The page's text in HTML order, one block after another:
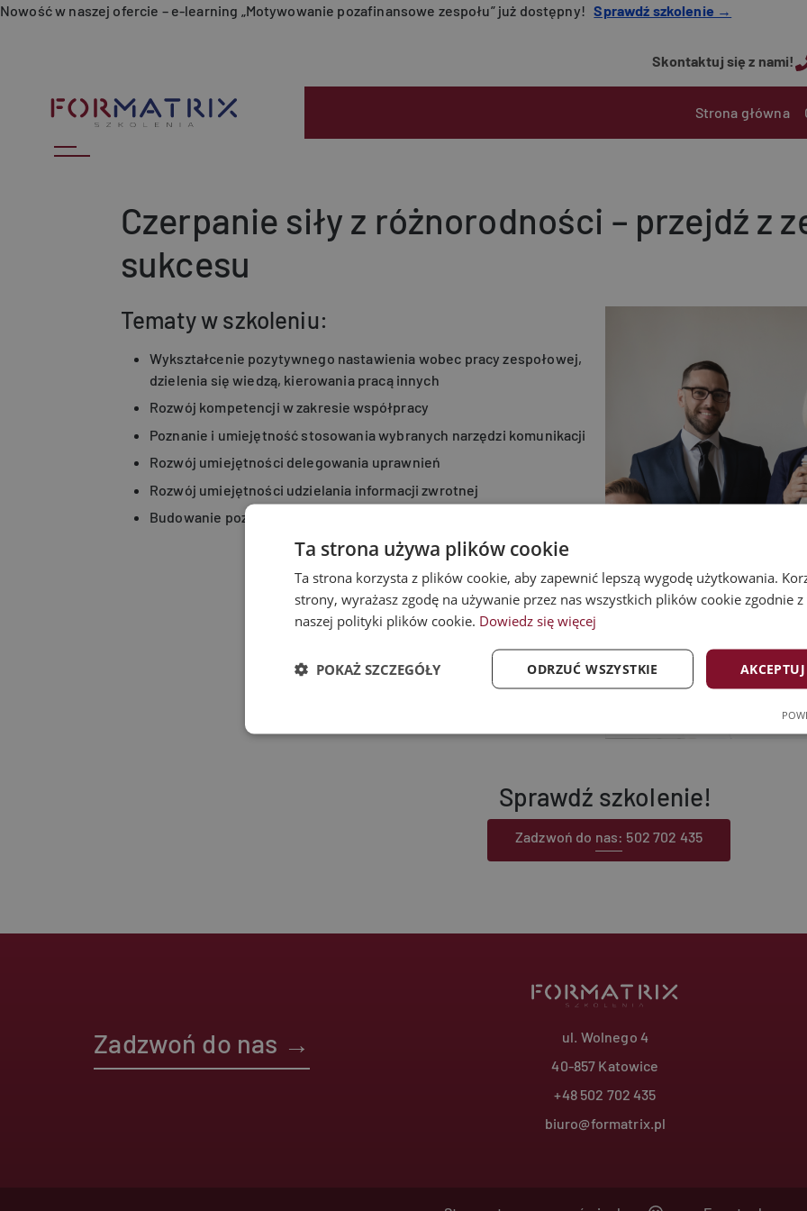
Przejdź do treści
Nowość w naszej ofercie – e-learning „Motywowanie pozafinansowe zespołu” już dostępny!Sprawdź szkolenie →
Skontaktuj się z nami!
Main
Strona główna
Czerpanie siły z różnorodności – przejdź z
sukcesu
Tematy w szkoleniu:
Wykształcenie pozytywnego nastawienia wobec pracy zespołowej,
dzielenia się wiedzą, kierowania pracą innych
Rozwój kompetencji w zakresie współpracy
Poznanie i umiejętność stosowania wybranych narzędzi komunikacji
Rozwój umiejętności delegowania uprawnień
Rozwój umiejętności udzielania informacji zwrotnej
Budowanie pozytywnych relacji grupowych
Sprawdź szkolenie!
Zadzwoń do nas: 502 702 435
Zadzwoń do nas →
ul. Wolnego 4
40-857 Katowice
+48 502 702 435
biuro@formatrix.pl
Ta strona używa plików cookie
Ta strona korzysta z plików cookie, aby zapewnić lepszą wygodę użytkowania.
strony, wyrażasz zgodę na używanie przez nas wszystkich plików cookie zgodnie
naszej polityki plików cookie. Dowiedz się więcej
ODRZUĆ WSZYSTKIE
POKAŻ SZCZEGÓŁY
Targetowanie
Nazwa Opis
analitycznej Google. Ten plik cookie służy do
użytkowników poprzez przypisanie losowo
odwiedzających, sesji i kampanii na potrzeby
utrzymywania stanu sesji.
Polityce prywatności Google